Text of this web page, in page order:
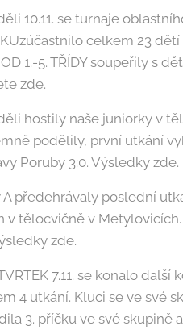
10.11. se turnaje
celkem 23
OD 1.-5. TŘÍDY soupeřily s
zde.
hostily naše juniorky v
podělily, první utkání
Poruby 3:0. Výsledky zde.
předehrávaly poslední
v tělocvičně v
zde.
7.11. se konalo
4 utkání. Kluci se ve své
3. příčku ve své skupině